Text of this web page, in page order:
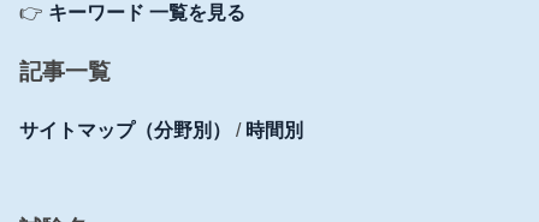
👉 キーワード 一覧を見る
記事一覧
サイトマップ（分野別） / 時間別